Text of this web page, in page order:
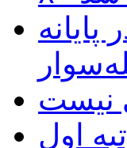
نیست
اول